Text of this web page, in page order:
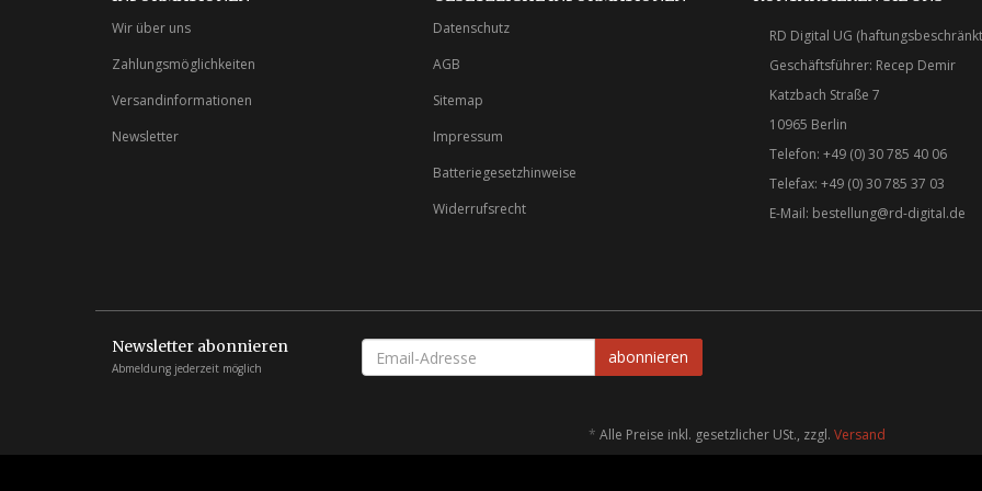
Wir über uns
Zahlungsmöglichkeiten
Versandinformationen
Newsletter
Datenschutz
AGB
Sitemap
Impressum
Batteriegesetzhinweise
Widerrufsrecht
RD Digital UG
Geschäftsführer: Recep Demir
Katzbach Straße 7
10965 Berlin
Telefon: +49 (0) 30 785 40 06
Telefax: +49 (0) 30 785 37 03
E-Mail: bestellung@rd-digital.de
Newsletter abonnieren
Abmeldung jederzeit möglich
EMAIL-
ADRESSE
abonnieren
* Alle Preise inkl. gesetzlicher USt., zzgl. Versand